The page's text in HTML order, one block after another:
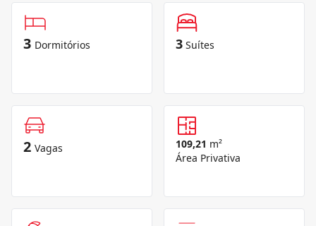
3 Dormitórios 3 Suítes
2 Vagas 109,21 m²
Área Privativa